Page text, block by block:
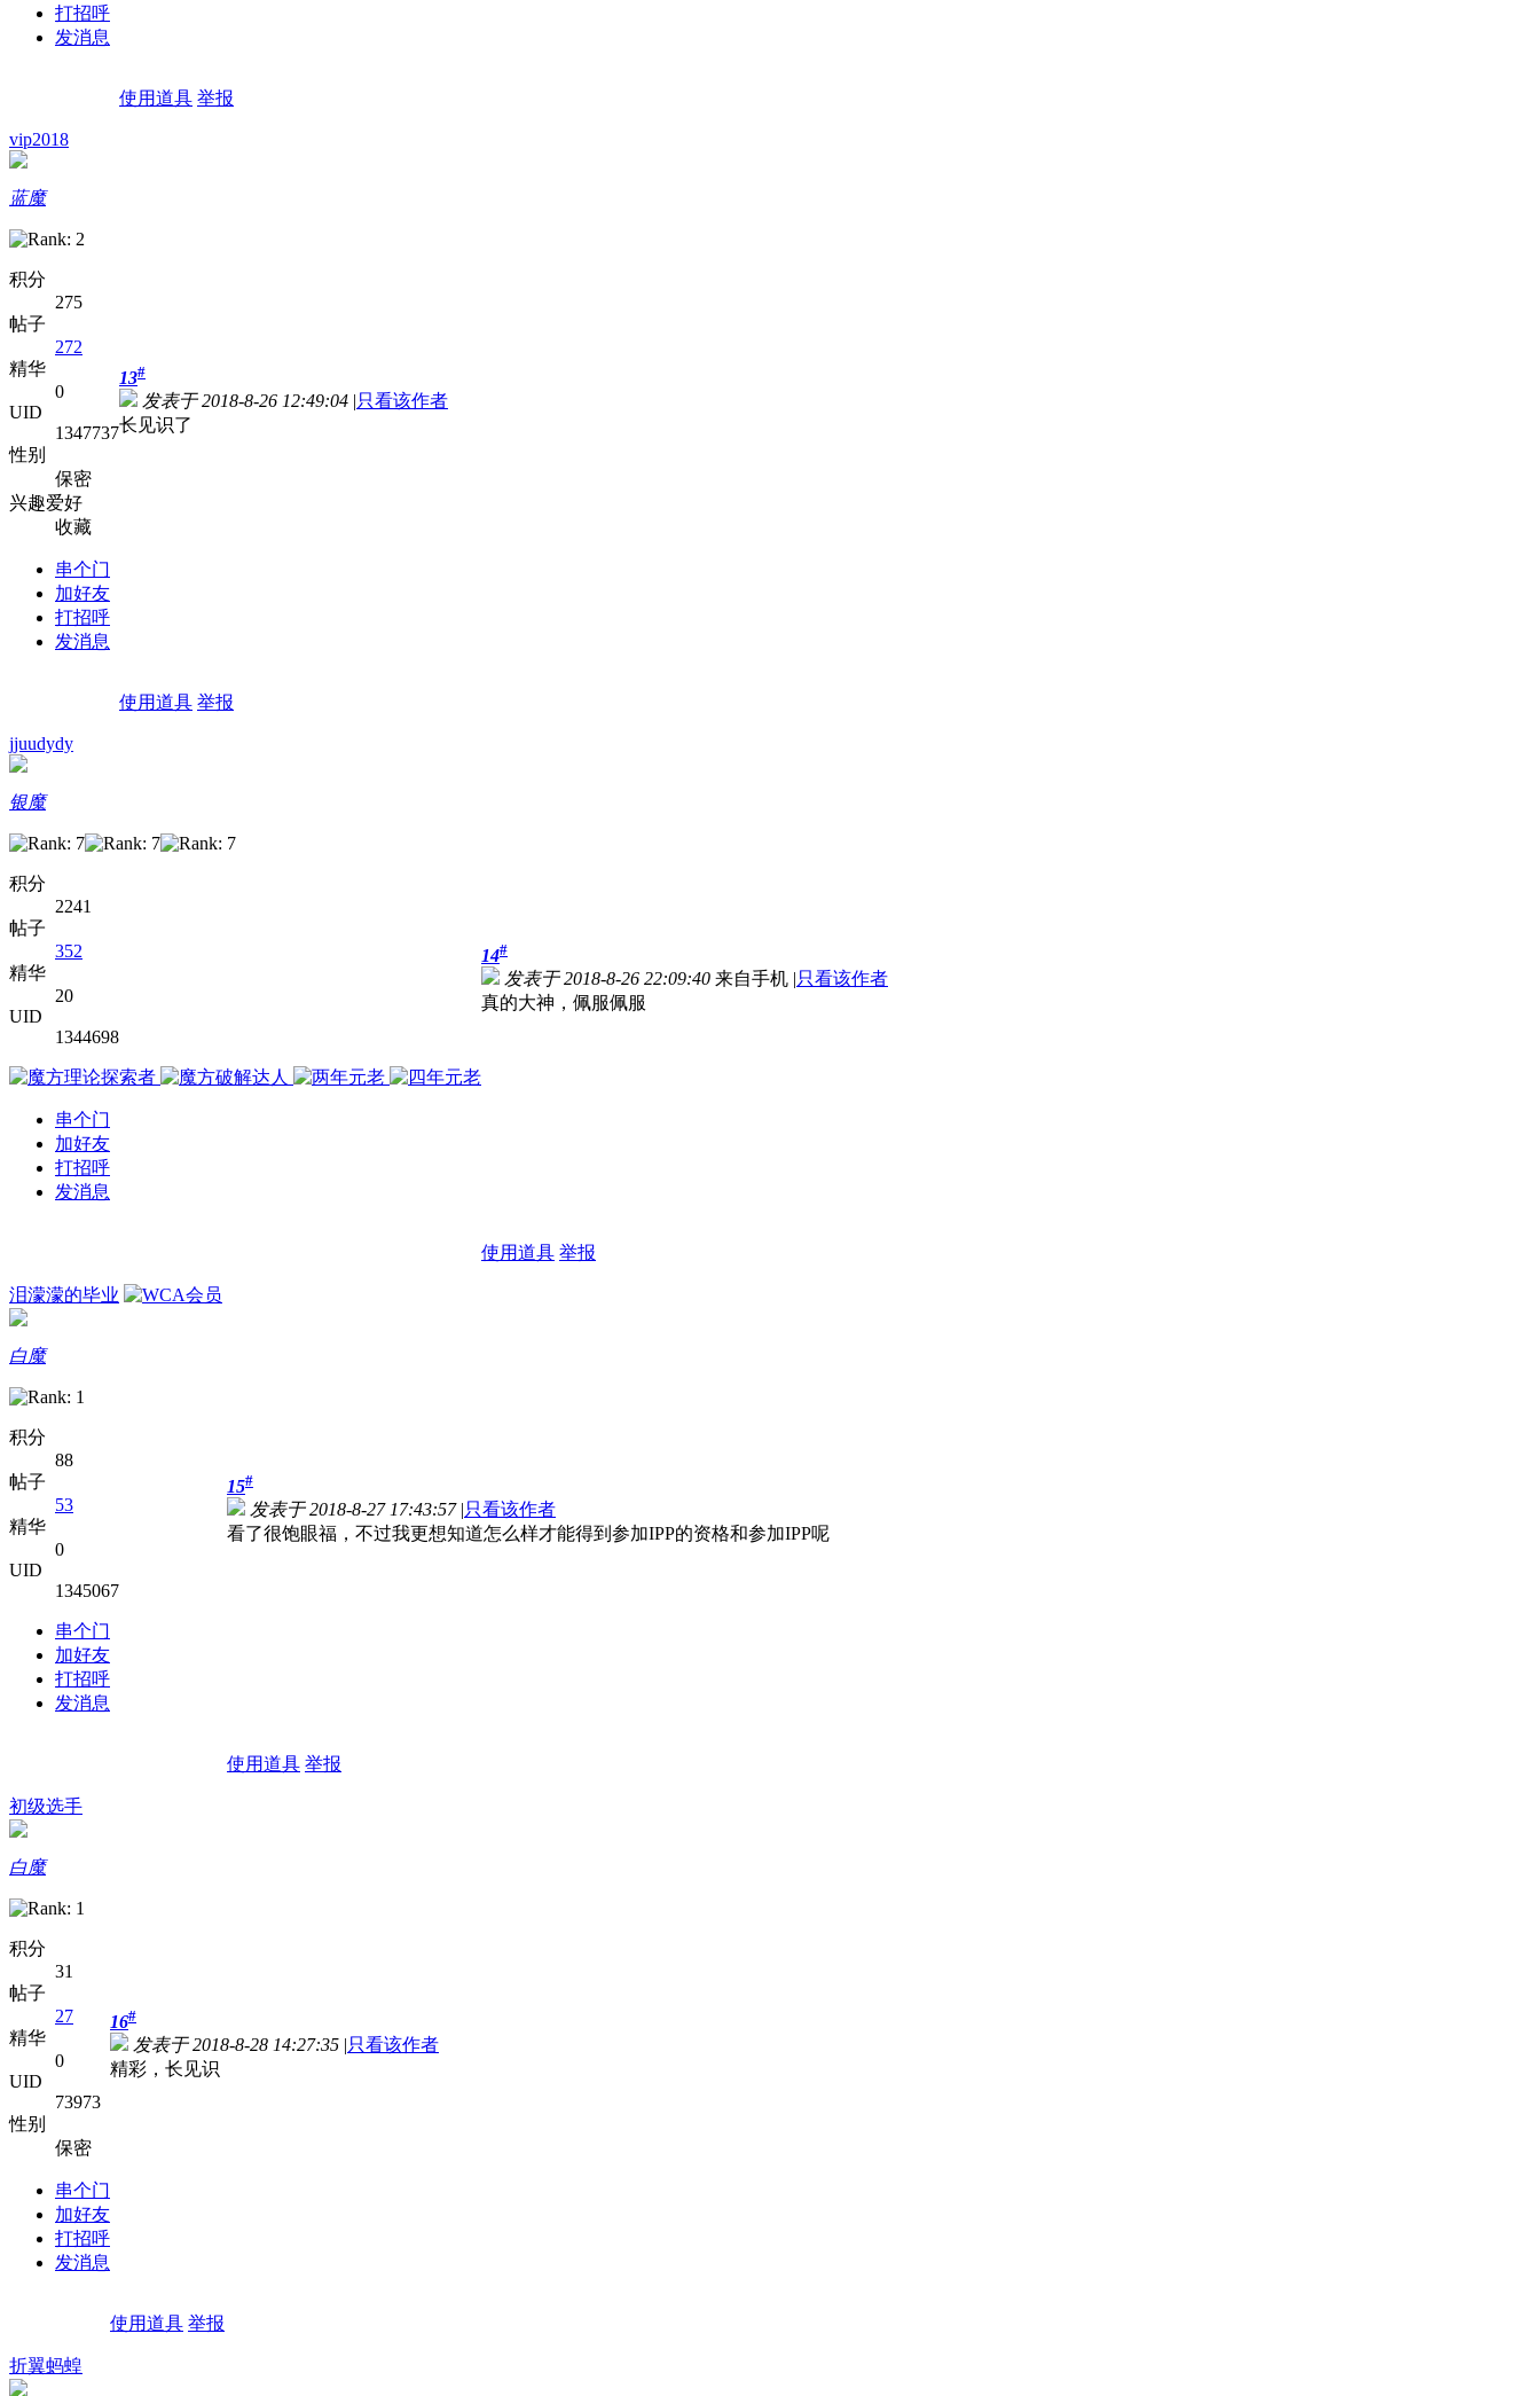
打招呼
发消息
使用道具 举报
vip2018
蓝魔
积分
275
帖子
272
精华
0
UID
1347737
性别
保密
兴趣爱好
收藏
串个门
加好友
打招呼
发消息
13#
发表于 2018-8-26 12:49:04 |只看该作者
长见识了
使用道具 举报
jjuudydy
银魔
积分
2241
帖子
352
精华
20
UID
1344698
串个门
加好友
打招呼
发消息
14#
发表于 2018-8-26 22:09:40 来自手机 |只看该作者
真的大神，佩服佩服
使用道具 举报
泪濛濛的毕业
白魔
积分
88
帖子
53
精华
0
UID
1345067
串个门
加好友
打招呼
发消息
15#
发表于 2018-8-27 17:43:57 |只看该作者
看了很饱眼福，不过我更想知道怎么样才能得到参加IPP的资格和参加IPP呢
使用道具 举报
初级选手
白魔
积分
31
帖子
27
精华
0
UID
73973
性别
保密
串个门
加好友
打招呼
发消息
16#
发表于 2018-8-28 14:27:35 |只看该作者
精彩，长见识
使用道具 举报
折翼蚂蝗